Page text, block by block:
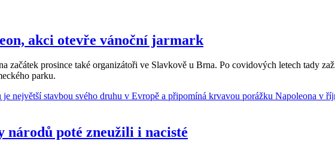
akci otevře vánoční jarmark
prosince také organizátoři ve Slavkově u Brna. Po covidových letech tady
parku.
poté zneužili i nacisté